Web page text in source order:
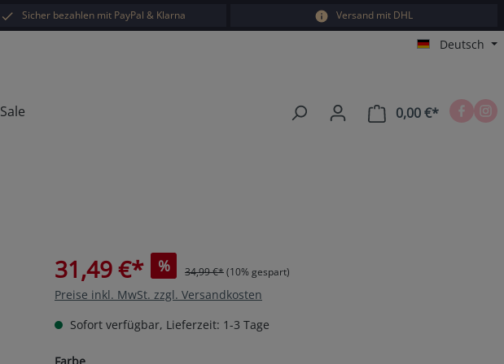
Sicher bezahlen mit PayPal & Klarna Versand mit DHL
Deutsch
Sale 0,00 €*Warenkorb
31,49 €* % 34,99 €*(10% gespart)
Preise inkl. MwSt. zzgl. Versandkosten
Sofort verfügbar, Lieferzeit: 1-3 Tage
auswählen